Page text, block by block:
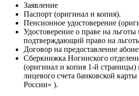
Заявление
Паспорт (оригинал и копия).
Пенсионное удостоверение
Удостоверение о праве на
подтверждающий право на
Договор на предоставление
Сберкнижка Ногинского
(оригинал и копия 1-й страницы)
лицевого счета банковской
России» ).